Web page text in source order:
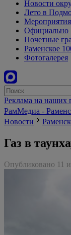
Новости
Лето в
Мероприятия
Официально
Почетные
Раменское
Фотогалерея
Реклама на наших
РамМедиа -
Новости
Газ в
Опубликовано 11